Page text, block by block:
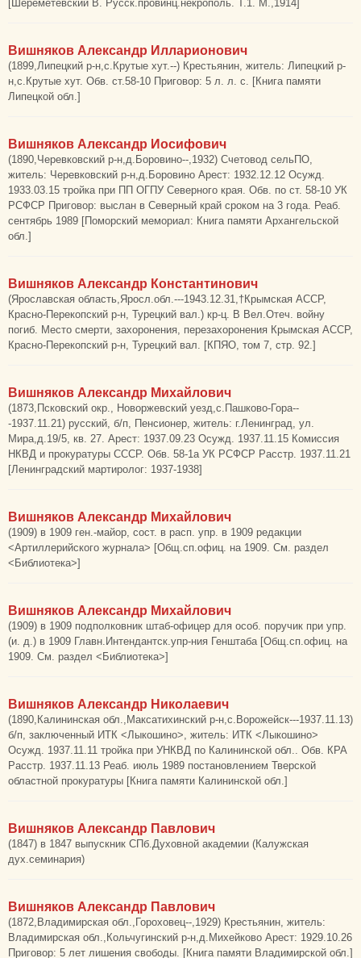
[Шереметевский В. Русск.провинц.некрополь. Т.1. М.,1914]
Вишняков Александр Илларионович
(1899,Липецкий р-н,с.Крутые хут.--) Крестьянин, житель: Липецкий р-
н,с.Крутые хут. Обв. ст.58-10 Приговор: 5 л. л. с. [Книга памяти
Липецкой обл.]
Вишняков Александр Иосифович
(1890,Черевковский р-н,д.Боровино--,1932) Счетовод сельПО,
житель: Черевковский р-н,д.Боровино Арест: 1932.12.12 Осужд.
1933.03.15 тройка при ПП ОГПУ Северного края. Обв. по ст. 58-10 УК
РСФСР Приговор: выслан в Северный край сроком на 3 года. Реаб.
сентябрь 1989 [Поморский мемориал: Книга памяти Архангельской
обл.]
Вишняков Александр Константинович
(Ярославская область,Яросл.обл.---1943.12.31,†Крымская АССР,
Красно-Перекопский р-н, Турецкий вал.) кр-ц. В Вел.Отеч. войну
погиб. Место смерти, захоронения, перезахоронения Крымская АССР,
Красно-Перекопский р-н, Турецкий вал. [КПЯО, том 7, стр. 92.]
Вишняков Александр Михайлович
(1873,Псковский окр., Новоржевский уезд,с.Пашково-Гора--
-1937.11.21) русский, б/п, Пенсионер, житель: г.Ленинград, ул.
Мира,д.19/5, кв. 27. Арест: 1937.09.23 Осужд. 1937.11.15 Комиссия
НКВД и прокуратуры СССР. Обв. 58-1а УК РСФСР Расстр. 1937.11.21
[Ленинградский мартиролог: 1937-1938]
Вишняков Александр Михайлович
(1909) в 1909 ген.-майор, сост. в расп. упр. в 1909 редакции
<Артиллерийского журнала> [Общ.сп.офиц. на 1909. См. раздел
<Библиотека>]
Вишняков Александр Михайлович
(1909) в 1909 подполковник штаб-офицер для особ. поручик при упр.
(и. д.) в 1909 Главн.Интендантск.упр-ния Генштаба [Общ.сп.офиц. на
1909. См. раздел <Библиотека>]
Вишняков Александр Николаевич
(1890,Калининская обл.,Максатихинский р-н,с.Ворожейск---1937.11.13)
б/п, заключенный ИТК <Лыкошино>, житель: ИТК <Лыкошино>
Осужд. 1937.11.11 тройка при УНКВД по Калининской обл.. Обв. КРА
Расстр. 1937.11.13 Реаб. июль 1989 постановлением Тверской
областной прокуратуры [Книга памяти Калининской обл.]
Вишняков Александр Павлович
(1847) в 1847 выпускник СПб.Духовной академии (Калужская
дух.семинария)
Вишняков Александр Павлович
(1872,Владимирская обл.,Гороховец--,1929) Крестьянин, житель:
Владимирская обл.,Кольчугинский р-н,д.Михейково Арест: 1929.10.26
Приговор: 5 лет лишения свободы. [Книга памяти Владимирской обл.]